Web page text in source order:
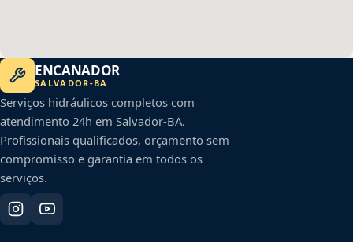
ENCANADOR
SALVADOR-BA
Serviços hidráulicos completos com
atendimento 24h em Salvador-BA.
Profissionais qualificados, orçamento sem
compromisso e garantia em todos os
serviços.